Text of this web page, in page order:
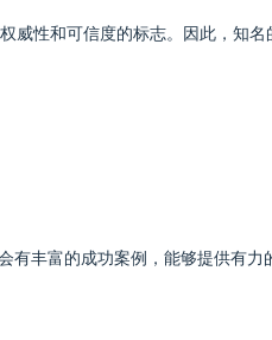
威性和可信度的标志。因此，知名
丰富的成功案例，能够提供有力